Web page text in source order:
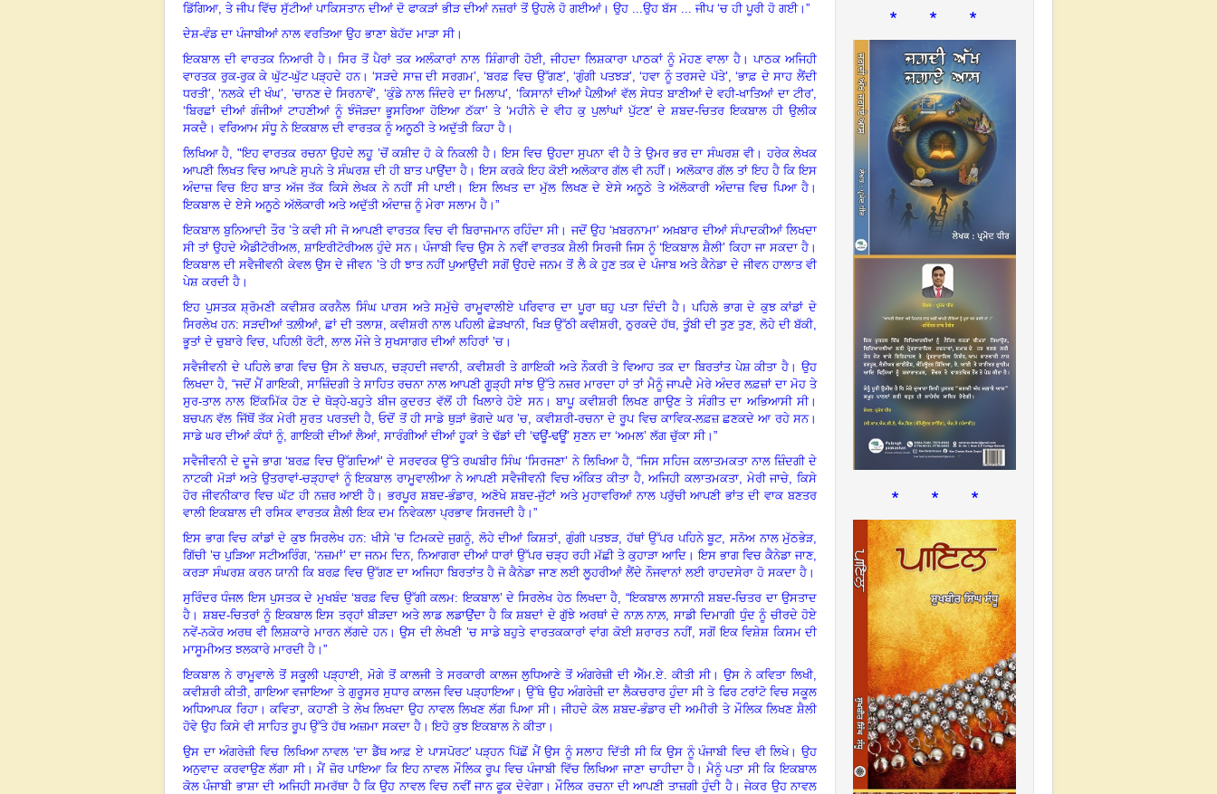
ਡਿੱਗਿਆ, ਤੇ ਜੀਪ ਵਿੱਚ ਸੁੱਟੀਆਂ ਪਾਕਿਸਤਾਨ ਦੀਆਂ ਦੋ ਫਾਕੜਾਂ ਭੀੜ ਦੀਆਂ ਨਜ਼ਰਾਂ ਤੋਂ ਉਹਲੇ ਹੋ ਗਈਆਂ। ਉਹ ...ਉਹ ਬੱਸ ... ਜੀਪ‘ਚ ਹੀ ਪੂਰੀ ਹੋ ਗਈ।”
ਦੇਸ਼-ਵੰਡ ਦਾ ਪੰਜਾਬੀਆਂ ਨਾਲ ਵਰਤਿਆ ਉਹ ਭਾਣਾ ਬੇਹੱਦ ਮਾੜਾ ਸੀ।
ਇਕਬਾਲ ਦੀ ਵਾਰਤਕ ਨਿਆਰੀ ਹੈ। ਸਿਰ ਤੋਂ ਪੈਰਾਂ ਤਕ ਅਲੰਕਾਰਾਂ ਨਾਲ ਸ਼ਿੰਗਾਰੀ ਹੋਈ, ਜੀਹਦਾ ਲਿਸ਼ਕਾਰਾ ਪਾਠਕਾਂ ਨੂੰ ਮੋਹਣ ਵਾਲਾ ਹੈ। ਪਾਠਕ ਅਜਿਹੀ
ਵਾਰਤਕ ਰੁਕ-ਰੁਕ ਕੇ ਘੁੱਟ-ਘੁੱਟ ਪੜ੍ਹਦੇ ਹਨ। ‘ਸੜਦੇ ਸਾਜ਼ ਦੀ ਸਰਗਮ’ , ‘ਬਰਫ਼ ਵਿਚ ਉੱਗਣ’ , ‘ਗੁੰਗੀ ਪਤਝੜ’ , ‘ਹਵਾ ਨੂੰ ਤਰਸਦੇ ਪੱਤੇ’ , ‘ਭਾਫ਼ ਦੇ ਸਾਹ ਲੈਂਦੀ
ਧਰਤੀ’ , ‘ਨਲਕੇ ਦੀ ਖੰਘ’ , ‘ਚਾਨਣ ਦੇ ਸਿਰਨਾਵੇਂ’ , ‘ਕੁੰਡੇ ਨਾਲ ਜਿੰਦਰੇ ਦਾ ਮਿਲਾਪ’ , ‘ਕਿਸਾਨਾਂ ਦੀਆਂ ਪੈਲ਼ੀਆਂ ਵੱਲ ਸੇਧਤ ਬਾਣੀਆਂ ਦੇ ਵਹੀ-ਖਾਤਿਆਂ ਦਾ ਟੀਰ',
‘ਬਿਰਛਾਂ ਦੀਆਂ ਗੰਜੀਆਂ ਟਾਹਣੀਆਂ ਨੂੰ ਝੰਜੋੜਦਾ ਭੂਸਰਿਆ ਹੋਇਆ ਠੱਕਾ’ਤੇ‘ਮਹੀਨੇ ਦੇ ਵੀਹ ਕੁ ਪੁਲਾਂਘਾਂ ਪੁੱਟਣ’ਦੇ ਸ਼ਬਦ-ਚਿਤਰ ਇਕਬਾਲ ਹੀ ਉਲੀਕ
ਸਕਦੈ। ਵਰਿਆਮ ਸੰਧੂ ਨੇ ਇਕਬਾਲ ਦੀ ਵਾਰਤਕ ਨੂੰ ਅਨੂਠੀ ਤੇ ਅਦੁੱਤੀ ਕਿਹਾ ਹੈ।
ਲਿਖਿਆ ਹੈ , "ਇਹ ਵਾਰਤਕ ਰਚਨਾ ਉਹਦੇ ਲਹੂ ’ਚੋਂ ਕਸ਼ੀਦ ਹੋ ਕੇ ਨਿਕਲੀ ਹੈ। ਇਸ ਵਿਚ ਉਹਦਾ ਸੁਪਨਾ ਵੀ ਹੈ ਤੇ ਉਮਰ ਭਰ ਦਾ ਸੰਘਰਸ਼ ਵੀ। ਹਰੇਕ ਲੇਖਕ
ਆਪਣੀ ਲਿਖਤ ਵਿਚ ਆਪਣੇ ਸੁਪਨੇ ਤੇ ਸੰਘਰਸ਼ ਦੀ ਹੀ ਬਾਤ ਪਾਉਂਦਾ ਹੈ। ਇਸ ਕਰਕੇ ਇਹ ਕੋਈ ਅਲੋਕਾਰ ਗੱਲ ਵੀ ਨਹੀਂ। ਅਲੋਕਾਰ ਗੱਲ ਤਾਂ ਇਹ ਹੈ ਕਿ ਇਸ
ਅੰਦਾਜ਼ ਵਿਚ ਇਹ ਬਾਤ ਅੱਜ ਤੱਕ ਕਿਸੇ ਲੇਖਕ ਨੇ ਨਹੀਂ ਸੀ ਪਾਈ। ਇਸ ਲਿਖਤ ਦਾ ਮੁੱਲ ਲਿਖਣ ਦੇ ਏਸੇ ਅਨੂਠੇ ਤੇ ਅੱਲੋਕਾਰੀ ਅੰਦਾਜ਼ ਵਿਚ ਪਿਆ ਹੈ।
ਇਕਬਾਲ ਦੇ ਏਸੇ ਅਨੂਠੇ ਅੱਲੋਕਾਰੀ ਅਤੇ ਅਦੁੱਤੀ ਅੰਦਾਜ਼ ਨੂੰ ਮੇਰਾ ਸਲਾਮ ਹੈ।”
ਇਕਬਾਲ ਬੁਨਿਆਦੀ ਤੌਰ ’ਤੇ ਕਵੀ ਸੀ ਜੋ ਆਪਣੀ ਵਾਰਤਕ ਵਿਚ ਵੀ ਬਿਰਾਜਮਾਨ ਰਹਿੰਦਾ ਸੀ। ਜਦੋਂ ਉਹ‘ਖ਼ਬਰਨਾਮਾ’ਅਖ਼ਬਾਰ ਦੀਆਂ ਸੰਪਾਦਕੀਆਂ ਲਿਖਦਾ
ਸੀ ਤਾਂ ਉਹਦੇ ਐਡੀਟੋਰੀਅਲ ,ਸ਼ਾਇਰੀਟੋਰੀਅਲ ਹੁੰਦੇ ਸਨ। ਪੰਜਾਬੀ ਵਿਚ ਉਸ ਨੇ ਨਵੀਂ ਵਾਰਤਕ ਸ਼ੈਲੀ ਸਿਰਜੀ ਜਿਸ ਨੂੰ‘ਇਕਬਾਲ ਸ਼ੈਲੀ’ ਕਿਹਾ ਜਾ ਸਕਦਾ ਹੈ ।
ਇਕਬਾਲ ਦੀ ਸਵੈਜੀਵਨੀ ਕੇਵਲ ਉਸ ਦੇ ਜੀਵਨ ’ਤੇ ਹੀ ਝਾਤ ਨਹੀਂ ਪੁਆਉਂਦੀ ਸਗੋਂ ਉਹਦੇ ਜਨਮ ਤੋਂ ਲੈ ਕੇ ਹੁਣ ਤਕ ਦੇ ਪੰਜਾਬ ਅਤੇ ਕੈਨੇਡਾ ਦੇ ਜੀਵਨ ਹਾਲਾਤ ਵੀ
ਪੇਸ਼ ਕਰਦੀ ਹੈ।
ਇਹ ਪੁਸਤਕ ਸ਼੍ਰੋਮਣੀ ਕਵੀਸ਼ਰ ਕਰਨੈਲ ਸਿੰਘ ਪਾਰਸ ਅਤੇ ਸਮੁੱਚੇ ਰਾਮੂਵਾਲੀਏ ਪਰਿਵਾਰ ਦਾ ਪੂਰਾ ਥਹੁ ਪਤਾ ਦਿੰਦੀ ਹੈ। ਪਹਿਲੇ ਭਾਗ ਦੇ ਕੁਝ ਕਾਂਡਾਂ ਦੇ
ਸਿਰਲੇਖ ਹਨ: ਸੜਦੀਆਂ ਤਲ਼ੀਆਂ, ਛਾਂ ਦੀ ਤਲਾਸ਼ ਕਵੀਸ਼ਰੀ ਨਾਲ ਪਹਿਲੀ ਛੇੜਖਾਨੀ, ਖਿੜ ਉੱਠੀ ਕਵੀਸ਼ਰੀ, ਠੁਰਕਦੇ ਹੱਥ, ਤੂੰਬੀ ਦੀ ਤੁਣ ਤੁਣ, ਲੋਹੇ ਦੀ ਬੱਕੀ,
ਭੂਤਾਂ ਦੇ ਚੁਬਾਰੇ ਵਿਚ ਪਹਿਲੀ ਰੋਟੀ, ਲਾਲ ਮੌਜੇ ਤੇ ਸੁਖਸਾਗਰ ਦੀਆਂ ਲਹਿਰਾਂ ’ਚ।
ਸਵੈਜੀਵਨੀ ਦੇ ਪਹਿਲੇ ਭਾਗ ਵਿਚ ਉਸ ਨੇ ਬਚਪਨ, ਚੜ੍ਹਦੀ ਜਵਾਨੀ,ਕਵੀਸ਼ਰੀ ਤੇ ਗਾਇਕੀ ਅਤੇ ਨੌਕਰੀ ਤੇ ਵਿਆਹ ਤਕ ਦਾ ਬਿਰਤਾਂਤ ਪੇਸ਼ ਕੀਤਾ ਹੈ। ਉਹ
ਲਿਖਦਾ ਹੈ “ਜਦੋਂ ਮੈਂ ਗਾਇਕੀ, ਸਾਜ਼ਿੰਦਗੀ ਤੇ ਸਾਹਿਤ ਰਚਨਾ ਨਾਲ ਆਪਣੀ ਗੂੜ੍ਹੀ ਸਾਂਝ ਉੱਤੇ ਨਜ਼ਰ ਮਾਰਦਾ ਹਾਂ ਤਾਂ ਮੈਨੂੰ ਜਾਪਦੈ ਮੇਰੇ ਅੰਦਰ ਲਫ਼ਜ਼ਾਂ ਦਾ ਮੋਹ ਤੇ
ਸੁਰ-ਤਾਲ ਨਾਲ ਇੱਕਮਿੱਕ ਹੋਣ ਦੇ ਥੋੜ੍ਹੇ-ਬਹੁਤੇ ਬੀਜ ਕੁਦਰਤ ਵੱਲੋਂ ਹੀ ਖਿਲਾਰੇ ਹੋਏ ਸਨ। ਬਾਪੂ ਕਵੀਸ਼ਰੀ ਲਿਖਣ ਗਾਉਣ ਤੇ ਸੰਗੀਤ ਦਾ ਅਭਿਆਸੀ ਸੀ।
ਬਚਪਨ ਵੱਲ ਜਿੱਥੋਂ ਤੱਕ ਮੇਰੀ ਸੁਰਤ ਪਰਤਦੀ ਹੈ ,ਓਦੋਂ ਤੋਂ ਹੀ ਸਾਡੇ ਥੁੜਾਂ ਭੋਗਦੇ ਘਰ ’ਚ ਕਵੀਸ਼ਰੀ-ਰਚਨਾ ਦੇ ਰੂਪ ਵਿਚ ਕਾਵਿਕ-ਲਫ਼ਜ਼ ਛਣਕਦੇ ਆ ਰਹੇ ਸਨ।
ਸਾਡੇ ਘਰ ਦੀਆਂ ਕੰਧਾਂ ਨੂੰ, ਗਾਇਕੀ ਦੀਆਂ ਲੈਆਂ, ਸਾਰੰਗੀਆਂ ਦੀਆਂ ਹੂਕਾਂ ਤੇ ਢੱਡਾਂ ਦੀ‘ਢਊਂ-ਢਊਂ’ ਸੁਣਨ ਦਾ ‘ਅਮਲ’ ਲੱਗ ਚੁੱਕਾ ਸੀ।”
ਸਵੈਜੀਵਨੀ ਦੇ ਦੂਜੇ ਭਾਗ ‘ਬਰਫ਼ ਵਿਚ ਉੱਗਦਿਆਂ’ ਦੇ ਸਰਵਰਕ ਉੱਤੇ ਰਘਬੀਰ ਸਿੰਘ ‘ਸਿਰਜਣਾ’ ਨੇ ਲਿਖਿਆ ਹੈ,“ਜਿਸ ਸਹਿਜ ਕਲਾਤਮਕਤਾ ਨਾਲ ਜ਼ਿੰਦਗੀ ਦੇ
ਨਾਟਕੀ ਮੋੜਾਂ ਅਤੇ ਉਤਰਾਵਾਂ-ਚੜ੍ਹਾਵਾਂ ਨੂੰ ਇਕਬਾਲ ਰਾਮੂਵਾਲੀਆ ਨੇ ਆਪਣੀ ਸਵੈਜੀਵਨੀ ਵਿਚ ਅੰਕਿਤ ਕੀਤਾ ਹੈ,ਅਜਿਹੀ ਕਲਾਤਮਕਤਾ ਮੇਰੀ ਜਾਚੇ ,ਕਿਸੇ
ਹੋਰ ਜੀਵਨੀਕਾਰ ਵਿਚ ਘੱਟ ਹੀ ਨਜ਼ਰ ਆਈ ਹੈ। ਭਰਪੂਰ ਸ਼ਬਦ-ਭੰਡਾਰ,ਅਣੋਖੇ ਸ਼ਬਦ-ਜੁੱਟਾਂ ਅਤੇ ਮੁਹਾਵਰਿਆਂ ਨਾਲ ਪਰੁੱਚੀ ਆਪਣੀ ਭਾਂਤ ਦੀ ਵਾਕ ਬਣਤਰ
ਵਾਲੀ ਇਕਬਾਲ ਦੀ ਰਸਿਕ ਵਾਰਤਕ ਸ਼ੈਲੀ ਇਕ ਦਮ ਨਿਵੇਕਲਾ ਪ੍ਰਭਾਵ ਸਿਰਜਦੀ ਹੈ।”
ਇਸ ਭਾਗ ਵਿਚ ਕਾਂਡਾਂ ਦੇ ਕੁਝ ਸਿਰਲੇਖ ਹਨ: ਖੀਸੇ ’ਚ ਟਿਮਕਦੇ ਜੁਗਨੂੰ, ਲੋਹੇ ਦੀਆਂ ਕਿਸ਼ਤਾਂ, ਗੁੰਗੀ ਪਤਝੜ, ਹੱਥਾਂ ਉੱਪਰ ਪਹਿਨੇ ਬੂਟ, ਸਨੋਅ ਨਾਲ ਮੁੱਠਭੇੜ,
ਗਿੱਚੀ ’ਚ ਪੁੜਿਆ ਸਟੀਅਰਿੰਗ, ‘ਨਜ਼ਮਾਂ’ ਦਾ ਜਨਮ ਦਿਨ, ਨਿਆਗਰਾ ਦੀਆਂ ਧਾਰਾਂ ਉੱਪਰ ਚੜ੍ਹ ਰਹੀ ਮੱਛੀ ਤੇ ਕੁਹਾੜਾ ਆਦਿ। ਇਸ ਭਾਗ ਵਿਚ ਕੈਨੇਡਾ ਜਾਣ,
ਕਰੜਾ ਸੰਘਰਸ਼ ਕਰਨ ਯਾਨੀ ਕਿ ਬਰਫ਼ ਵਿਚ ਉੱਗਣ ਦਾ ਅਜਿਹਾ ਬਿਰਤਾਂਤ ਹੈ ਜੋ ਕੈਨੇਡਾ ਜਾਣ ਲਈ ਲੂਹਰੀਆਂ ਲੈਂਦੇ ਨੌਜਵਾਨਾਂ ਲਈ ਰਾਹਦਸੇਰਾ ਹੋ ਸਕਦਾ ਹੈ।
ਸੁਰਿੰਦਰ ਧੰਜਲ ਇਸ ਪੁਸਤਕ ਦੇ ਮੁਖਬੰਦ‘ਬਰਫ਼ ਵਿਚ ਉੱਗੀ ਕਲਮ: ਇਕਬਾਲ’ ਦੇ ਸਿਰਲੇਖ ਹੇਠ ਲਿਖਦਾ ਹੈ “ਇਕਬਾਲ ਲਾਸਾਨੀ ਸ਼ਬਦ-ਚਿਤਰ ਦਾ ਉਸਤਾਦ
ਹੈ। ਸ਼ਬਦ-ਚਿਤਰਾਂ ਨੂੰ ਇਕਬਾਲ ਇਸ ਤਰ੍ਹਾਂ ਬੀੜਦਾ ਅਤੇ ਲਾਡ ਲਡਾਉਂਦਾ ਹੈ ਕਿ ਸ਼ਬਦਾਂ ਦੇ ਗੁੱਝੇ ਅਰਥਾਂ ਦੇ ਨਾਲ਼ ਨਾਲ਼, ਸਾਡੀ ਦਿਮਾਗੀ ਧੁੰਦ ਨੂੰ ਚੀਰਦੇ ਹੋਏ
ਨਵੇਂ-ਨਕੋਰ ਅਰਥ ਵੀ ਲਿਸ਼ਕਾਰੇ ਮਾਰਨ ਲੱਗਦੇ ਹਨ। ਉਸ ਦੀ ਲੇਖਣੀ ’ਚ ਸਾਡੇ ਬਹੁਤੇ ਵਾਰਤਕਕਾਰਾਂ ਵਾਂਗ ਕੋਈ ਸ਼ਰਾਰਤ ਨਹੀਂ,ਸਗੋਂ ਇਕ ਵਿਸ਼ੇਸ਼ ਕਿਸਮ ਦੀ
ਮਾਸੂਮੀਅਤ ਝਲਕਾਰੇ ਮਾਰਦੀ ਹੈ।”
ਇਕਬਾਲ ਨੇ ਰਾਮੂਵਾਲੇ ਤੋਂ ਸਕੂਲੀ ਪੜ੍ਹਾਈ, ਮੋਗੇ ਤੋਂ ਕਾਲਜੀ ਤੇ ਸਰਕਾਰੀ ਕਾਲਜ ਲੁਧਿਆਣੇ ਤੋਂ ਅੰਗਰੇਜ਼ੀ ਦੀ ਐੱਮ.ਏ. ਕੀਤੀ ਸੀ। ਉਸ ਨੇ ਕਵਿਤਾ ਲਿਖੀ,
ਕਵੀਸ਼ਰੀ ਕੀਤੀ,ਗਾਇਆ ਵਜਾਇਆ ਤੇ ਗੁਰੂਸਰ ਸੁਧਾਰ ਕਾਲਜ ਵਿਚ ਪੜ੍ਹਾਇਆ। ਉੱਥੇ ਉਹ ਅੰਗਰੇਜ਼ੀ ਦਾ ਲੈਕਚਰਾਰ ਹੁੰਦਾ ਸੀ ਤੇ ਫਿਰ ਟਰਾਂਟੋ ਵਿਚ ਸਕੂਲ
ਅਧਿਆਪਕ ਰਿਹਾ। ਕਵਿਤਾ ,ਕਹਾਣੀ ਤੇ ਲੇਖ ਲਿਖਦਾ ਉਹ ਨਾਵਲ ਲਿਖਣ ਲੱਗ ਪਿਆ ਸੀ। ਜੀਹਦੇ ਕੋਲ ਸ਼ਬਦ-ਭੰਡਾਰ ਦੀ ਅਮੀਰੀ ਤੇ ਮੌਲਿਕ ਲਿਖਣ ਸ਼ੈਲੀ
ਹੋਵੇ ਉਹ ਕਿਸੇ ਵੀ ਸਾਹਿਤ ਰੂਪ ਉੱਤੇ ਹੱਥ ਅਜ਼ਮਾ ਸਕਦਾ ਹੈ ।ਇਹੋ ਕੁਝ ਇਕਬਾਲ ਨੇ ਕੀਤਾ।
ਉਸ ਦਾ ਅੰਗਰੇਜ਼ੀ ਵਿਚ ਲਿਖਿਆ ਨਾਵਲ ‘ਦਾ ਡੈੱਥ ਆਫ਼ ਏ ਪਾਸਪੋਰਟ’ਪੜ੍ਹਨ ਪਿੱਛੋਂ ਮੈਂ ਉਸ ਨੂੰ ਸਲਾਹ ਦਿੱਤੀ ਸੀ ਕਿ ਉਸ ਨੂੰ ਪੰਜਾਬੀ ਵਿਚ ਵੀ ਲਿਖੇ। ਉਹ
ਅਨੁਵਾਦ ਕਰਵਾਉਣ ਲੱਗਾ ਸੀ। ਮੈਂ ਜ਼ੋਰ ਪਾਇਆ ਕਿ ਇਹ ਨਾਵਲ ਮੌਲਿਕ ਰੂਪ ਵਿਚ ਪੰਜਾਬੀ ਵਿੱਚ ਲਿਖਿਆ ਜਾਣਾ ਚਾਹੀਦਾ ਹੈ । ਮੈਨੂੰ ਪਤਾ ਸੀ ਕਿ ਇਕਬਾਲ
ਕੋਲ ਪੰਜਾਬੀ ਭਾਸ਼ਾ ਦੀ ਅਜਿਹੀ ਸਮਰੱਥਾ ਹੈ ਕਿ ਉਹ ਨਾਵਲ ਵਿਚ ਨਵੀਂ ਜਾਨ ਫੂਕ ਦੇਵੇਗਾ। ਮੌਲਿਕ ਰਚਨਾ ਦੀ ਆਪਣੀ ਤਾਜ਼ਗੀ ਹੁੰਦੀ ਹੈ। ਜੇਕਰ ਉਹ ਨਾਵਲ
* * *
* * *